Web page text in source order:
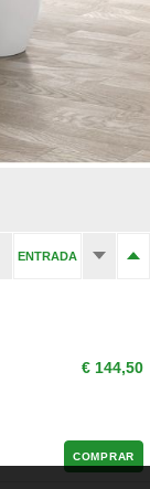
ENTRADA
€ 144,50
COMPRAR